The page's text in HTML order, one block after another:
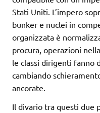
Stati Uniti. L’impero
bunker e nuclei in
organizzata è
procura, operazioni
le classi dirigenti fanno
cambiando
ancorate.
Il divario tra questi due